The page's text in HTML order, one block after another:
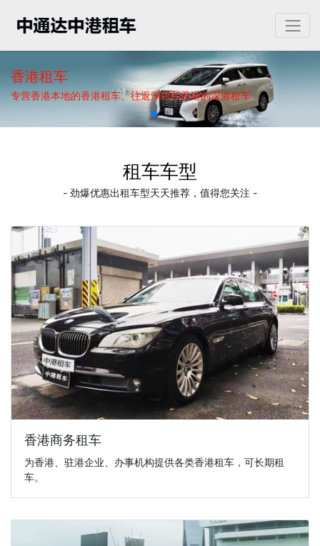
香港租车
专营香港本地的香港租车、往返深圳和香港的深港租车
租车车型
- 劲爆优惠出租车型天天推荐，值得您关注 -
香港商务租车
为香港、驻港企业、办事机构提供各类香港租车，可长期租
车。